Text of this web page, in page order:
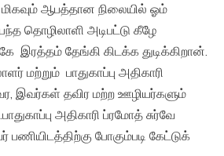
ஆபத்தான நிலையில் ஓம்
தொழிலாளி அடிபட்டு கீழே
இரத்தம் தேங்கி கிடக்க துடிக்கிறான்.
மற்றும் பாதுகாப்பு அதிகாரி
இவர்கள் தவிர மற்ற ஊழியர்களும்
அதிகாரி ப்ரமோத் சுர்வே
போகும்படி கேட்டுக்